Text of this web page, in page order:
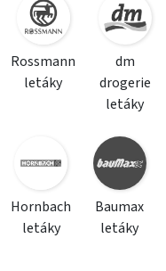
Rossmann
letáky
dm
drogerie
letáky
Hornbach
letáky
Baumax
letáky